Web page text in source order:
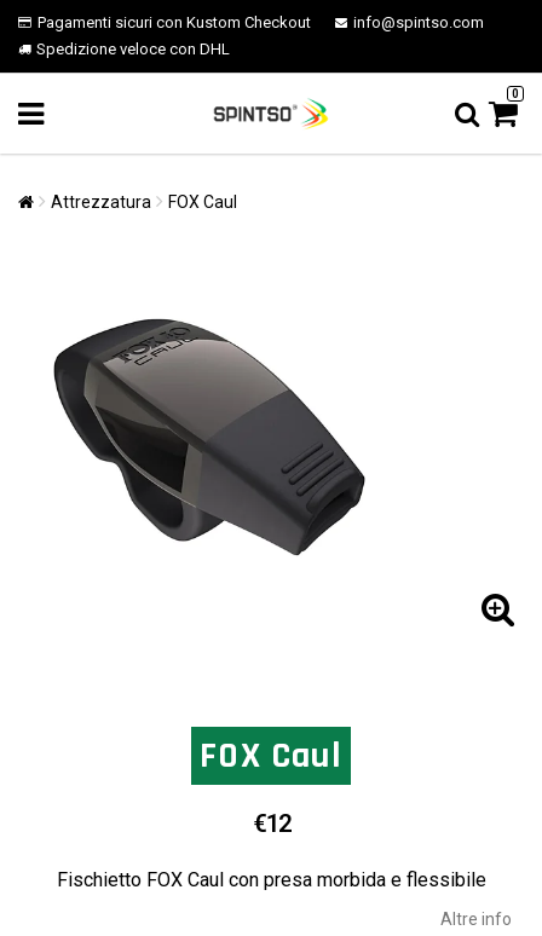
Pagamenti sicuri con Kustom Checkout
info@spintso.com
Spedizione veloce con DHL
0
Attrezzatura FOX Caul
FOX Caul
€12
Fischietto FOX Caul con presa morbida e flessibile
Altre info